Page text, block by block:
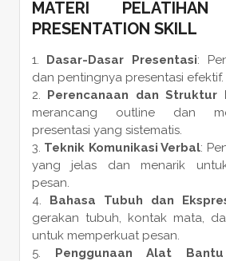
MATERI PELATIHAN
PRESENTATION SKILL
Dasar-Dasar Presentasi:
dan pentingnya presentasi efektif.
Perencanaan dan Struktur
merancang outline dan
presentasi yang sistematis.
Teknik Komunikasi Verbal:
yang jelas dan menarik
pesan.
Bahasa Tubuh dan
gerakan tubuh, kontak mata,
untuk memperkuat pesan.
Penggunaan Alat